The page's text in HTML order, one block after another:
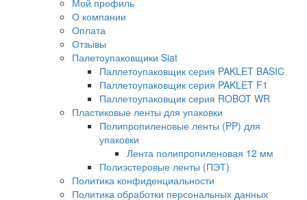
О компании
Оплата
Отзывы
Палетоупаковщики Siat
Паллетоупаковщик серия PAKLET BASIC
Паллетоупаковщик серия PAKLET F1
Паллетоупаковщик серия ROBOT WR
Пластиковые ленты для упаковки
Полипропиленовые ленты (PP) для
упаковки
Лента полипропиленовая 12 мм
Полиэстеровые ленты (ПЭТ)
Политика конфиденциальности
Политика обработки персональных данных